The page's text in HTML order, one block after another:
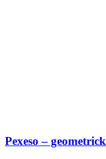
Pexeso –